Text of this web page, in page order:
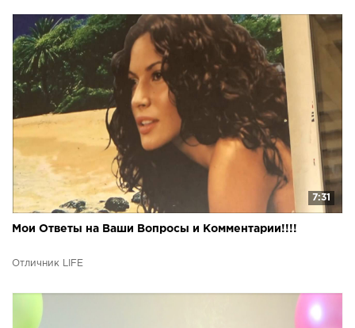
7:31
Мои Ответы на Ваши Вопросы и Комментарии!!!!
Отличник LIFE